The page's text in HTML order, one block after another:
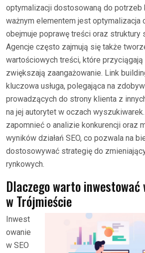
optymalizacji dostosowaną do potrzeb
ważnym elementem jest optymalizacja
obejmuje poprawę treści oraz struktury
Agencje często zajmują się także
wartościowych treści, które
zwiększają zaangażowanie. Link
kluczowa usługa, polegająca na
prowadzących do strony klienta z
na jej autorytet w oczach
zapomnieć o analizie konkurencji oraz
wyników działań SEO, co pozwala na
dostosowywać strategię do
rynkowych.
Dlaczego warto inwestować
w Trójmieście
Inwest
owanie
w SEO